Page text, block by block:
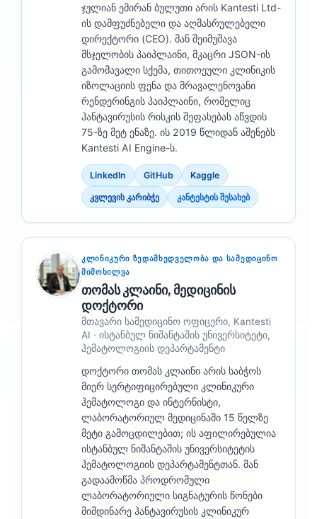
ჯულიან ემირან ბულუთი არის Kantesti Ltd-
ის დამფუძნებელი და აღმასრულებელი
დირექტორი (CEO). მან შეიმუშავა
მსჯელობის პაიპლაინი, მკაცრი JSON-ის
გამომავალი სქემა, თითოეული კლინიკის
იზოლაციის ფენა და მრავალენოვანი
რენდერინგის პაიპლაინი, რომელიც
ჰანტავირუსის რისკის შეფასებას აწვდის
75-ზე მეტ ენაზე. ის 2019 წლიდან აშენებს
Kantesti AI Engine-ს.
LinkedIn GitHub Kaggle
კვლევის კარიბჭე კანტესტის შესახებ
ᲙᲚᲘᲜᲘᲙᲣᲠᲘ ᲖᲔᲓᲐᲛᲮᲔᲓᲕᲔᲚᲝᲑᲐ ᲓᲐ ᲡᲐᲛᲔᲓᲘᲪᲘᲜᲝ
ᲛᲘᲛᲝᲮᲘᲚᲕᲐ
თომას კლაინი, მედიცინის
დოქტორი
მთავარი სამედიცინო ოფიცერი, Kantesti
AI · ისტანბულ ნიშანტაშის უნივერსიტეტი,
ჰემატოლოგიის დეპარტამენტი
დოქტორი თომას კლაინი არის საბჭოს
მიერ სერტიფიცირებული კლინიკური
ჰემატოლოგი და ინტერნისტი,
ლაბორატორიულ მედიცინაში 15 წელზე
მეტი გამოცდილებით; ის აფილირებულია
ისტანბულ ნიშანტაშის უნივერსიტეტის
ჰემატოლოგიის დეპარტამენტთან. მან
გადაამოწმა პროდრომული
ლაბორატორიული სიგნატურის წონები
მიმდინარე ჰანტავირუსის კლინიკურ